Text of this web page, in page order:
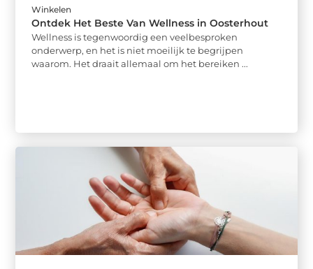
Winkelen
Ontdek Het Beste Van Wellness in Oosterhout
Wellness is tegenwoordig een veelbesproken
onderwerp, en het is niet moeilijk te begrijpen
waarom. Het draait allemaal om het bereiken ...